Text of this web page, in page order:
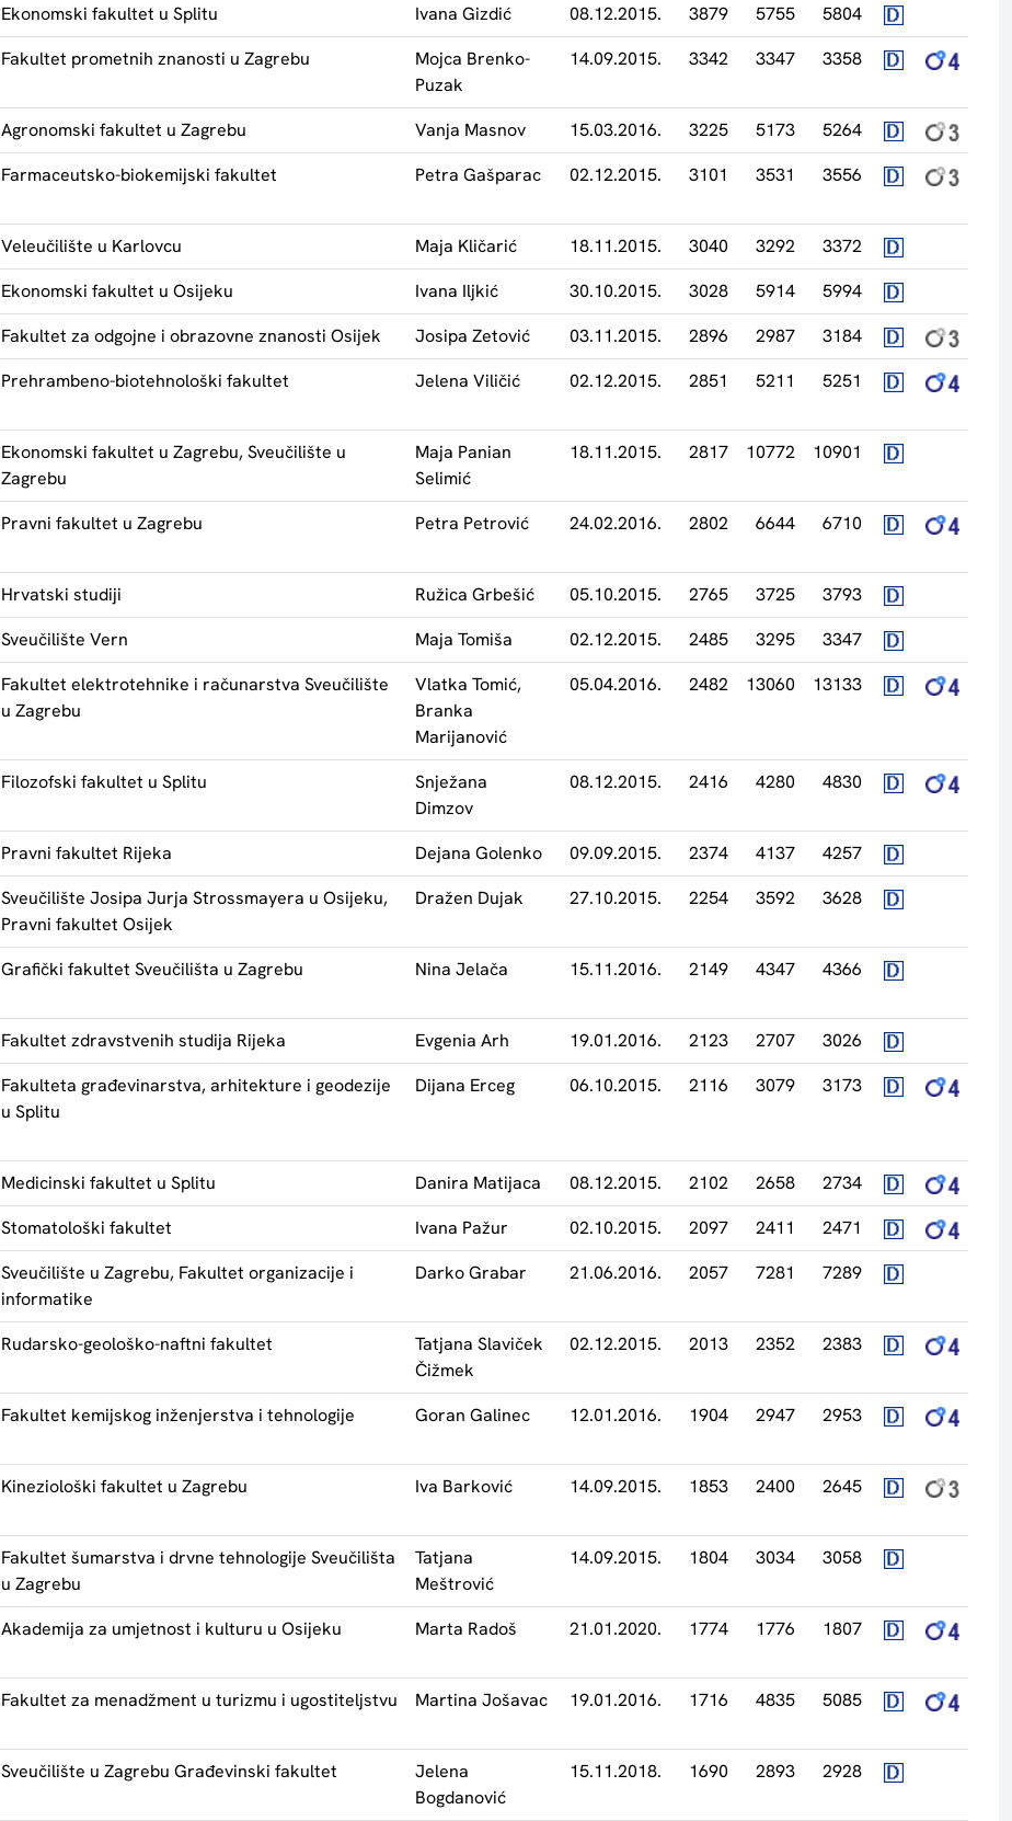
Ekonomski fakultet u Splitu Ivana Gizdić 08.12.2015. 3879 5755
5804
Fakultet prometnih znanosti u Zagrebu
Mojca Brenko-
Puzak
14.09.2015. 3342 3347 3358
Agronomski fakultet u Zagrebu Vanja Masnov 15.03.2016. 3225 5173
5264
Farmaceutsko-biokemijski fakultet Petra Gašparac 02.12.2015. 3101 3531 3556
Veleučilište u Karlovcu Maja Kličarić 18.11.2015. 3040 3292
3372
Ekonomski fakultet u Osijeku Ivana Iljkić 30.10.2015. 3028 5914
5994
Fakultet za odgojne i obrazovne znanosti Osijek Josipa Zetović 03.11.2015. 2896 2987
3184
Prehrambeno-biotehnološki fakultet Jelena Viličić 02.12.2015. 2851 5211 5251
Ekonomski fakultet u Zagrebu, Sveučilište u
Zagrebu
Maja Panian
Selimić
18.11.2015. 2817 10772 10901
Pravni fakultet u Zagrebu Petra Petrović 24.02.2016. 2802 6644 6710
Hrvatski studiji Ružica Grbešić 05.10.2015. 2765 3725
3793
Sveučilište Vern Maja Tomiša 02.12.2015. 2485 3295
3347
Fakultet elektrotehnike i računarstva Sveučilište
u Zagrebu
Vlatka Tomić,
Branka
Marijanović
05.04.2016. 2482 13060 13133
Filozofski fakultet u Splitu
Snježana
Dimzov
08.12.2015. 2416 4280 4830
Pravni fakultet Rijeka Dejana Golenko 09.09.2015. 2374 4137
4257
Sveučilište Josipa Jurja Strossmayera u Osijeku,
Pravni fakultet Osijek
Dražen Dujak 27.10.2015. 2254 3592 3628
Grafički fakultet Sveučilišta u Zagrebu Nina Jelača 15.11.2016. 2149 4347 4366
Fakultet zdravstvenih studija Rijeka Evgenia Arh 19.01.2016. 2123 2707
3026
Fakulteta građevinarstva, arhitekture i geodezije
u Splitu
Dijana Erceg 06.10.2015. 2116 3079 3173
Medicinski fakultet u Splitu Danira Matijaca 08.12.2015. 2102 2658
2734
Stomatološki fakultet Ivana Pažur 02.10.2015. 2097 2411
2471
Sveučilište u Zagrebu, Fakultet organizacije i
informatike
Darko Grabar 21.06.2016. 2057 7281 7289
Rudarsko-geološko-naftni fakultet
Tatjana Slaviček
Čižmek
02.12.2015. 2013 2352 2383
Fakultet kemijskog inženjerstva i tehnologije Goran Galinec 12.01.2016. 1904 2947 2953
Kineziološki fakultet u Zagrebu Iva Barković 14.09.2015. 1853 2400 2645
Fakultet šumarstva i drvne tehnologije Sveučilišta
u Zagrebu
Tatjana
Meštrović
14.09.2015. 1804 3034 3058
Akademija za umjetnost i kulturu u Osijeku Marta Radoš 21.01.2020. 1774 1776 1807
Fakultet za menadžment u turizmu i ugostiteljstvu Martina Jošavac 19.01.2016. 1716 4835 5085
Sveučilište u Zagrebu Građevinski fakultet
Jelena
Bogdanović
15.11.2018. 1690 2893 2928